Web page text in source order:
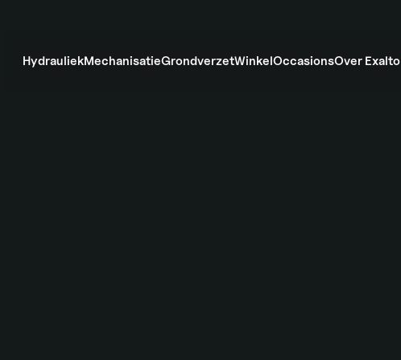
HydrauliekMechanisatieGrondverzetWinkelOccasionsOver Exalto